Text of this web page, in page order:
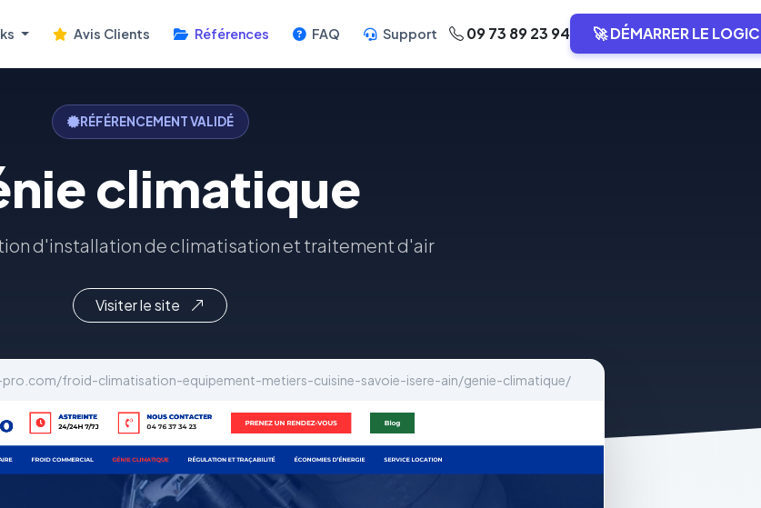
Avis Clients Références FAQ Support 09 73 89 23 94 🚀 DÉMARRER LE
RÉFÉRENCEMENT VALIDÉ
climatique
d'installation de climatisation et traitement d'air
Visiter le site
froid-climatisation-equipement-metiers-cuisine-savoie-isere-ain/genie-climatique/